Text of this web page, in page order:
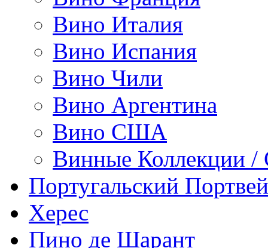
Вино Италия
Вино Испания
Вино Чили
Вино Аргентина
Вино США
Винные Коллекции /
Португальский
Херес
Пино де Шарант